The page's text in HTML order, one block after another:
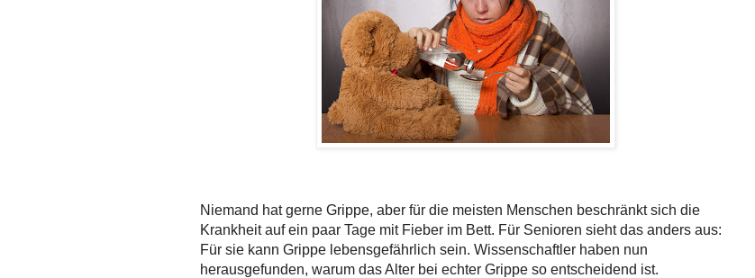
Niemand hat gerne Grippe, aber für die meisten Menschen beschränkt sich die
Krankheit auf ein paar Tage mit Fieber im Bett. Für Senioren sieht das anders aus:
Für sie kann Grippe lebensgefährlich sein. Wissenschaftler haben nun
herausgefunden, warum das Alter bei echter Grippe so entscheidend ist.